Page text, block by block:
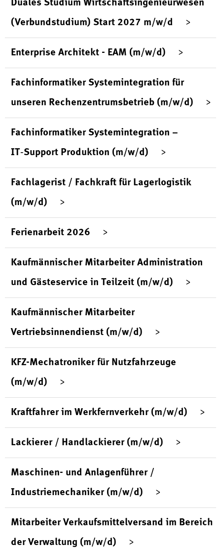
Duales Studium Wirtschaftsingenieurwesen
(Verbundstudium) Start 2027 m/w/d
Enterprise Architekt - EAM (m/w/d)
Fachinformatiker Systemintegration für
unseren Rechenzentrumsbetrieb (m/w/d)
Fachinformatiker Systemintegration –
IT‑Support Produktion (m/w/d)
Fachlagerist / Fachkraft für Lagerlogistik
(m/w/d)
Ferienarbeit 2026
Kaufmännischer Mitarbeiter Administration
und Gästeservice in Teilzeit (m/w/d)
Kaufmännischer Mitarbeiter
Vertriebsinnendienst (m/w/d)
KFZ-Mechatroniker für Nutzfahrzeuge
(m/w/d)
Kraftfahrer im Werkfernverkehr (m/w/d)
Lackierer / Handlackierer (m/w/d)
Maschinen- und Anlagenführer /
Industriemechaniker (m/w/d)
Mitarbeiter Verkaufsmittelversand im Bereich
der Verwaltung (m/w/d)